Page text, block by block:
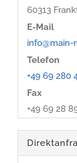
60313
E-Mail
info@main-
Telefon
+49 69 280
Fax
+49 69 28